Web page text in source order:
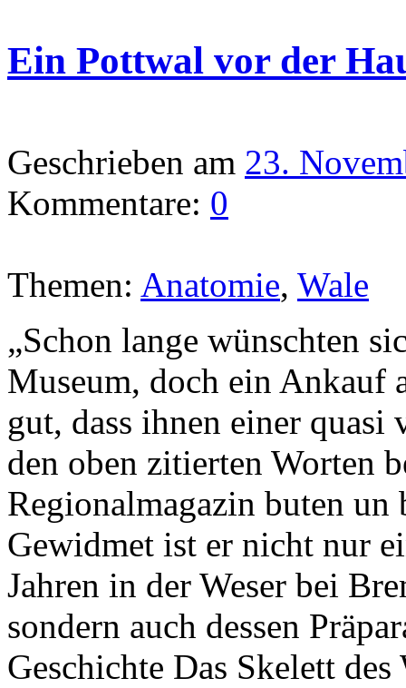
Ein Pottwal vor der
Geschrieben am 23.
Kommentare: 0
Themen: Anatomie, Wale
„Schon lange wünschten
Museum, doch ein Ankauf
gut, dass ihnen einer
den oben zitierten Worten
Regionalmagazin buten
Gewidmet ist er nicht nur
Jahren in der Weser bei
sondern auch dessen
Geschichte Das Skelett